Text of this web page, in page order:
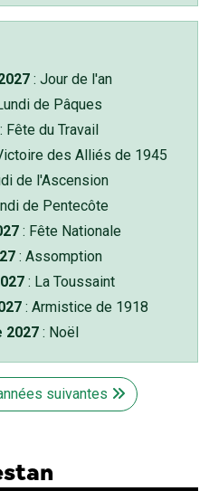
: Jour de l'an
de Pâques
: Fête du Travail
des Alliés de 1945
de l'Ascension
de Pentecôte
: Fête Nationale
: Assomption
: La Toussaint
: Armistice de 1918
2027 : Noël
suivantes